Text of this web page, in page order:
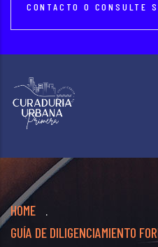
CONTACTO O CONSULTE
Breadcrumb
HOME .
GUÍA DE DILIGENCIAMIENTO